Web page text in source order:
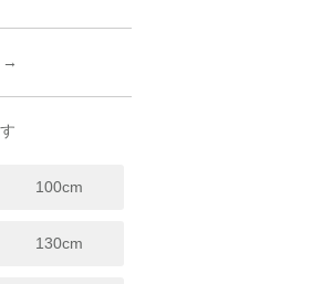
→
100cm
130cm